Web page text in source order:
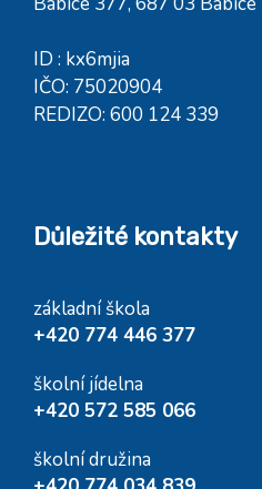
ID : kx6mjia
IČO: 75020904
REDIZO: 600 124 339
Důležité kontakty
základní škola
+420 774 446 377
školní jídelna
+420 572 585 066
školní družina